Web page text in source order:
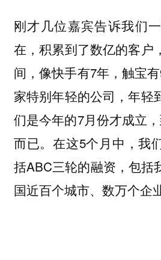
刚才几位嘉宾告诉我们
在，积累到了数亿的客户
间，像快手有7年，触宝
家特别年轻的公司，年轻
们是今年的7月份才成立
而已。在这5个月中，我
括ABC三轮的融资，包括
国近百个城市、数万个企业